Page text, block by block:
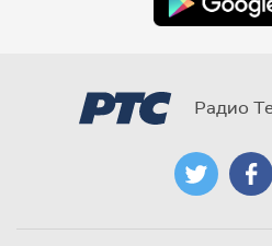
Радио